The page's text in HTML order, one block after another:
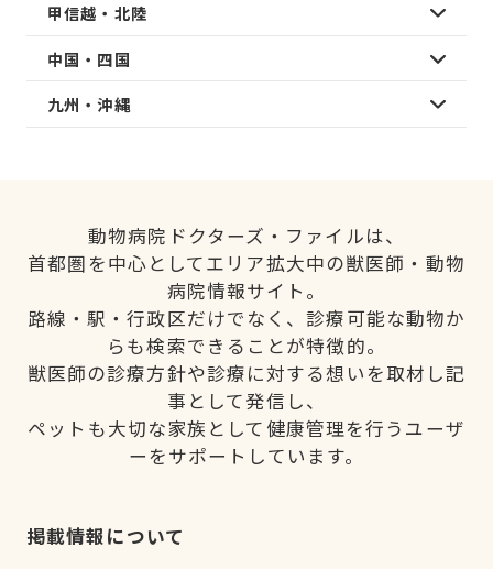
甲信越・北陸
中国・四国
九州・沖縄
動物病院ドクターズ・ファイルは、
首都圏を中心としてエリア拡大中の獣医師・動物
病院情報サイト。
路線・駅・行政区だけでなく、診療可能な動物か
らも検索できることが特徴的。
獣医師の診療方針や診療に対する想いを取材し記
事として発信し、
ペットも大切な家族として健康管理を行うユーザ
ーをサポートしています。
掲載情報について